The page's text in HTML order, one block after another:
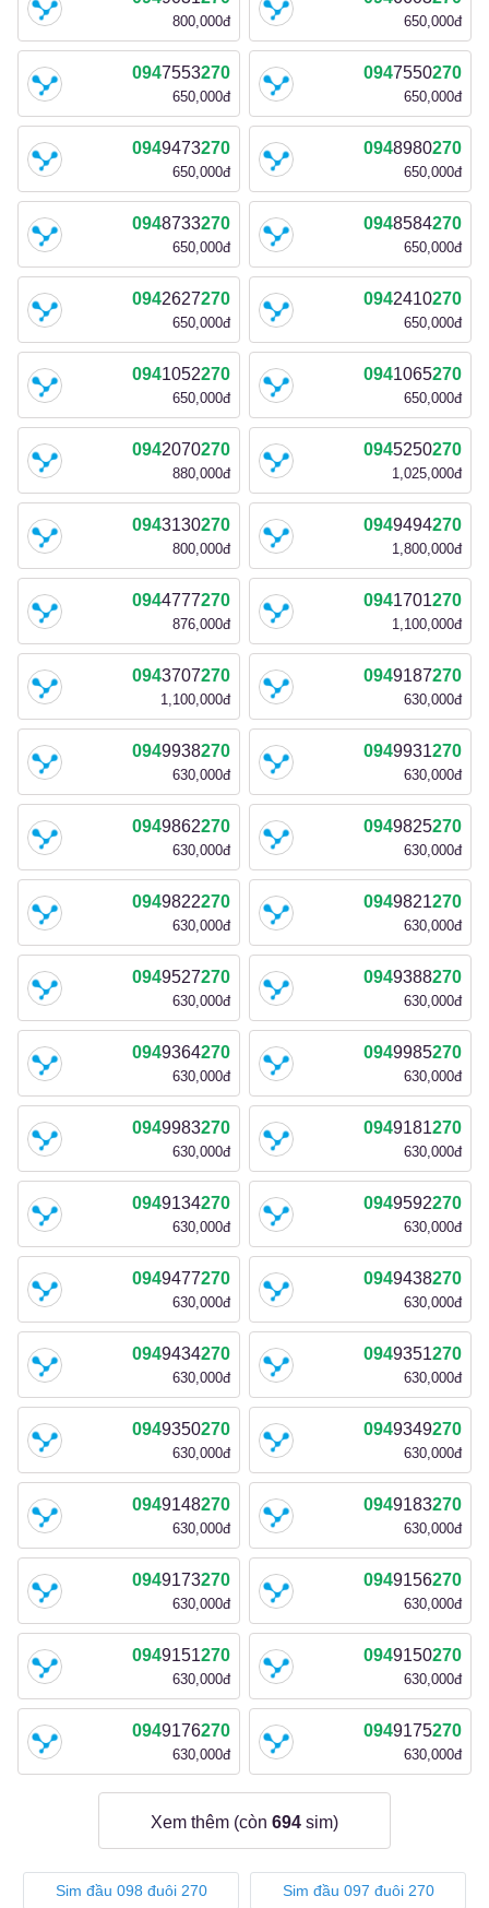
800,000đ 650,000đ
0947553270
650,000đ
0947550270
650,000đ
0949473270
650,000đ
0948980270
650,000đ
0948733270
650,000đ
0948584270
650,000đ
0942627270
650,000đ
0942410270
650,000đ
0941052270
650,000đ
0941065270
650,000đ
0942070270
880,000đ
0945250270
1,025,000đ
0943130270
800,000đ
0949494270
1,800,000đ
0944777270
876,000đ
0941701270
1,100,000đ
0943707270
1,100,000đ
0949187270
630,000đ
0949938270
630,000đ
0949931270
630,000đ
0949862270
630,000đ
0949825270
630,000đ
0949822270
630,000đ
0949821270
630,000đ
0949527270
630,000đ
0949388270
630,000đ
0949364270
630,000đ
0949985270
630,000đ
0949983270
630,000đ
0949181270
630,000đ
0949134270
630,000đ
0949592270
630,000đ
0949477270
630,000đ
0949438270
630,000đ
0949434270
630,000đ
0949351270
630,000đ
0949350270
630,000đ
0949349270
630,000đ
0949148270
630,000đ
0949183270
630,000đ
0949173270
630,000đ
0949156270
630,000đ
0949151270
630,000đ
0949150270
630,000đ
0949176270
630,000đ
0949175270
630,000đ
Xem thêm (còn 694 sim)
Sim đầu 098 đuôi 270 Sim đầu 097 đuôi 270